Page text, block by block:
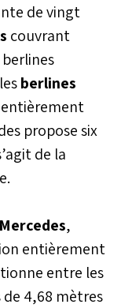
de vingt
couvrant
berlines
entièrement
propose six
de la
Mercedes,
entièrement
entre les
de 4,68 mètres